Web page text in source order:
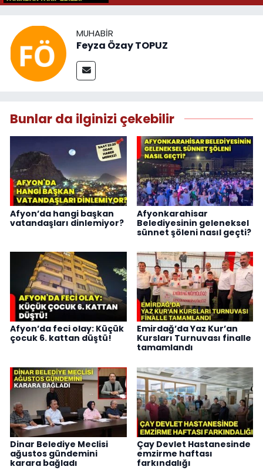
MUHABIR
Feyza Özay TOPUZ
Bunlar da ilginizi çekebilir
Afyon’da hangi başkan
vatandaşları dinlemiyor?
Afyonkarahisar
Belediyesinin geleneksel
sünnet şöleni nasıl geçti?
Afyon’da feci olay: Küçük
çocuk 6. kattan düştü!
Emirdağ’da Yaz Kur’an
Kursları Turnuvası finalle
tamamlandı
Dinar Belediye Meclisi
ağustos gündemini
karara bağladı
Çay Devlet Hastanesinde
emzirme haftası
farkındalığı